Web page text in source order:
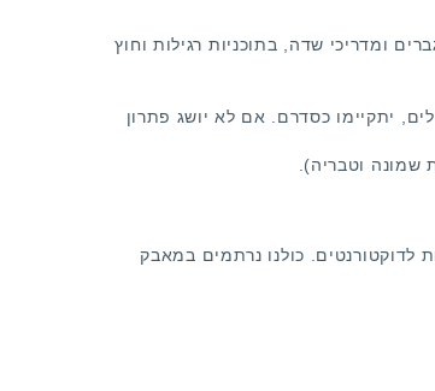
ומדריכי שדה, בתוכניות רגילות וחוץ
יתקיימו כסדרם. אם לא יושג פתרון
וטבריה).
מלגות הוגנות לדוקטורנטים. כולנו נרתמים במאבק